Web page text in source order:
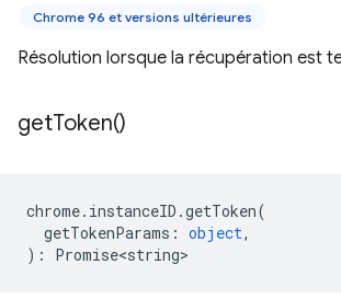
Chrome 96 et versions ultérieures
Résolution lorsque la récupération est
getToken()
chrome. instanceID .getToken(
getTokenParams : object,
) : Promise<string>